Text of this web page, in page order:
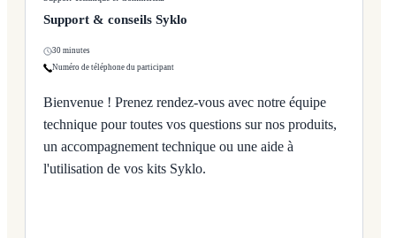
Support & conseils Syklo
30 minutes
Numéro de téléphone du participant
Bienvenue ! Prenez rendez-vous avec notre équipe
technique pour toutes vos questions sur nos produits,
un accompagnement technique ou une aide à
l'utilisation de vos kits Syklo.